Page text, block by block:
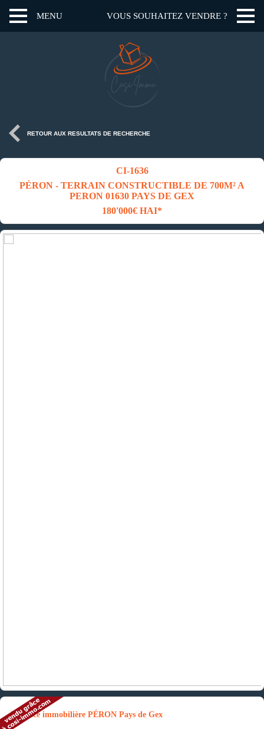
MENU VOUS SOUHAITEZ VENDRE ?
RETOUR AUX RESULTATS DE RECHERCHE
CI-1636
PÉRON - TERRAIN CONSTRUCTIBLE DE 700M² A
PERON 01630 PAYS DE GEX
180'000€ HAI*
Annonce immobilière PÉRON Pays de Gex